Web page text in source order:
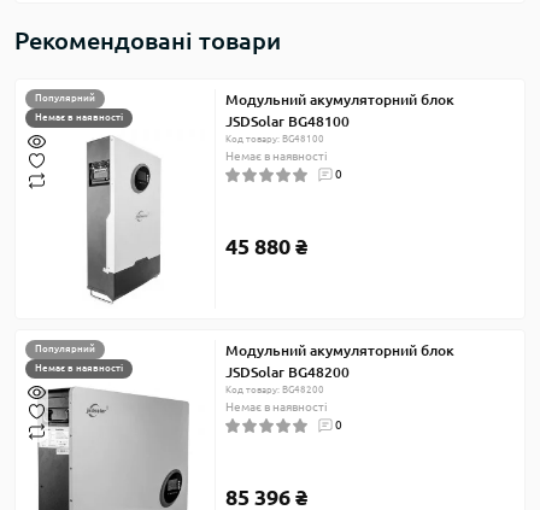
Рекомендовані товари
Популярний
Немає в наявності
Модульний акумуляторний блок
JSDSolar BG48100
Код товару: BG48100
Немає в наявності
0
45 880 ₴
Популярний
Немає в наявності
Модульний акумуляторний блок
JSDSolar BG48200
Код товару: BG48200
Немає в наявності
0
85 396 ₴